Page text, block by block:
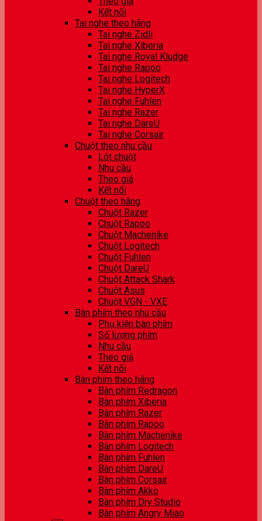
Kết nối
Tai nghe theo hãng
Tai nghe Zidli
Tai nghe Xiberia
Tai nghe Royal Kludge
Tai nghe Rapoo
Tai nghe Logitech
Tai nghe HyperX
Tai nghe Fuhlen
Tai nghe Razer
Tai nghe DareU
Tai nghe Corsair
Chuột theo nhu cầu
Lót chuột
Nhu cầu
Theo giá
Kết nối
Chuột theo hãng
Chuột Razer
Chuột Rapoo
Chuột Machenike
Chuột Logitech
Chuột Fuhlen
Chuột DareU
Chuột Attack Shark
Chuột Asus
Chuột VGN - VXE
Bàn phím theo nhu cầu
Phụ kiện bàn phím
Số lượng phím
Nhu cầu
Theo giá
Kết nối
Bàn phím theo hãng
Bàn phím Redragon
Bàn phím Xiberia
Bàn phím Razer
Bàn phím Rapoo
Bàn phím Machenike
Bàn phím Logitech
Bàn phím Fuhlen
Bàn phím DareU
Bàn phím Corsair
Bàn phím Akko
Bàn phím Dry Studio
Bàn phím Angry Miao